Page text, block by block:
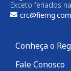
Exceto feriados
Conheça o
Fale Conosco